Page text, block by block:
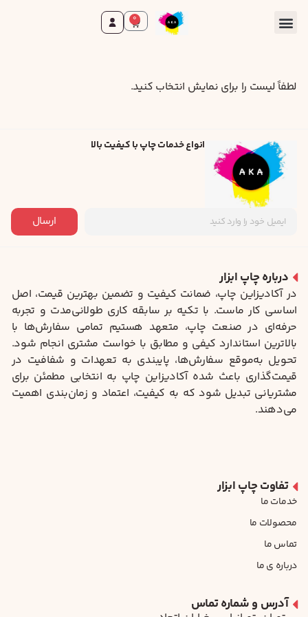
0
لطفاً لیست را برای نمایش انتخاب کنید.
انواع خدمات چاپ با کیفیت بالا
ارسال
درباره چاپ ابزار
در آکادیزاین چاپ، ضمانت کیفیت و تضمین بهترین قیمت، اصل
اساسی کار ماست. با تکیه بر سابقه کاری طولانی‌مدت و تجربه
حرفه‌ای در صنعت چاپ، متعهد هستیم تمامی سفارش‌ها با
بالاترین استاندارد کیفی و مطابق با خواست مشتری انجام شود.
تحویل به‌موقع سفارش‌ها، پایبندی به تعهدات و شفافیت در
قیمت‌گذاری باعث شده آکادیزاین چاپ به انتخابی مطمئن برای
مشتریانی تبدیل شود که به کیفیت، اعتماد و زمان‌بندی اهمیت
می‌دهند.
تفاوت چاپ ابزار
خدمات ما
محصولات ما
تماس ما
درباره ی ما
آدرس و شماره تماس